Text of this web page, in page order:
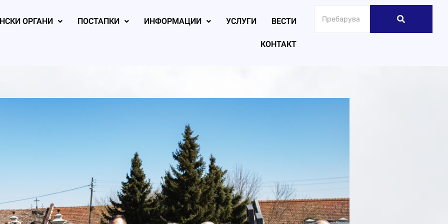
ОРГАНИ ПОСТАПКИ ИНФОРМАЦИИ УСЛУГИ ВЕСТИ
КОНТАКТ